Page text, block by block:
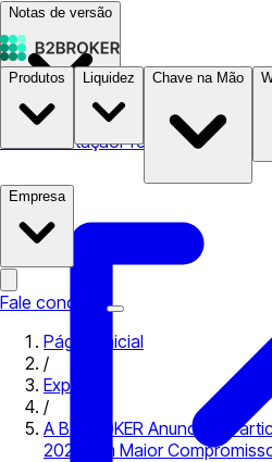
Notas de versão
DocumentaçãoPreços B2STORE
Produtos Liquidez Chave na Mão
Empresa
Fale conosco
Página inicial
/
Expo
/
A B2BROKER Anuncia a
2021: Um Maior